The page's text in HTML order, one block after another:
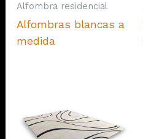
Alfombra residencial
Alfombras blancas a
medida